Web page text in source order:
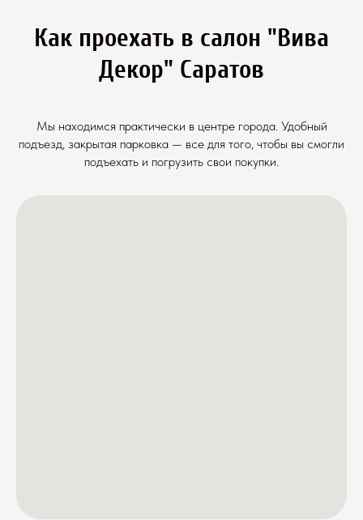
Как проехать в салон "Вива
Декор" Саратов
Мы находимся практически в центре города. Удобный
подъезд, закрытая парковка — все для того, чтобы вы смогли
подъехать и погрузить свои покупки.